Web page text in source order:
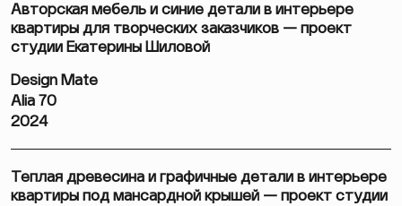
Авторская мебель и синие детали в интерьере
квартиры для творческих заказчиков — проект
студии Екатерины Шиловой
Design Mate
Alia 70
2024
Теплая древесина и графичные детали в интерьере
квартиры под мансардной крышей — проект студии